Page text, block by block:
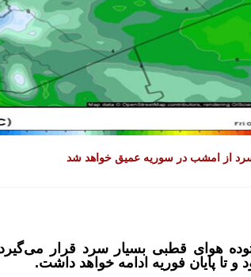
از امشب در سوریه عمیق خواهد شد
هوای قطبی بسیار سرد قرار
تا پایان فوریه ادامه خواهد داشت.